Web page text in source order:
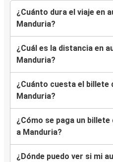
¿Cuánto dura el viaje en
Manduria?
¿Cuál es la distancia en
Manduria?
¿Cuánto cuesta el billete
Manduria?
¿Cómo se paga un billete
a Manduria?
¿Dónde puedo ver si mi